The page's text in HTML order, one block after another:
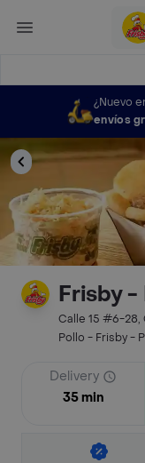
¿Nuevo
envíos
Frisby -
Calle 15 #6-28,
Pollo - Frisby -
Delivery
35 min